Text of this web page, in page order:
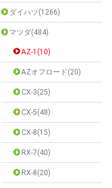
ダイハツ(1266)
マツダ(484)
AZ-1(10)
AZオフロード(20)
CX-3(25)
CX-5(48)
CX-8(15)
RX-7(40)
RX-8(20)